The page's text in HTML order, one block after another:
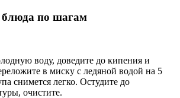
блюда по шагам
воду, доведите до кипения и
в миску с ледяной водой на 5
снимется легко. Остудите до
очистите.